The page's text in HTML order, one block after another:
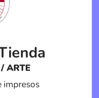
ARTE
impresos